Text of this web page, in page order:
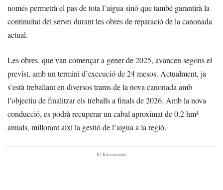
només permetrà el pas de tota l’aigua sinó que també garantirà la
continuïtat del servei durant les obres de reparació de la canonada
actual.
Les obres, que van començar a gener de 2025, avancen segons el
previst, amb un termini d’execució de 24 mesos. Actualment, ja
s’està treballant en diversos trams de la nova canonada amb
l’objectiu de finalitzar els treballs a finals de 2026. Amb la nova
conducció, es podrà recuperar un cabal aproximat de 0,2 hm³
anuals, millorant així la gestió de l’aigua a la regió.
- Et Recomanem -